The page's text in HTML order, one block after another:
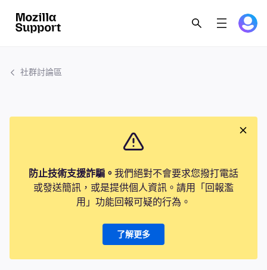
社群討論區
防止技術支援詐騙。 我們絕對不會要求您撥打電話
或發送簡訊，或是提供個人資訊。請用「回報濫
用」功能回報可疑的行為。
了解更多